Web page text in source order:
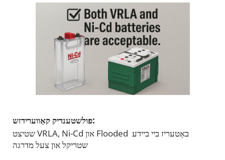
פולשטענדיק קאַווערידזש:
שטיצט VRLA, Ni-Cd און Flooded באַטעריז ביי ביידע
שטריקל און צעל מדרגה